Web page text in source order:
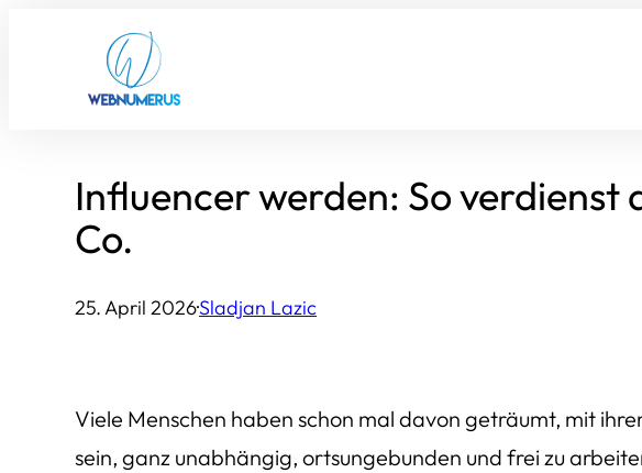
springen
Influencer werden: So verdienst
Co.
25. April 2026·Sladjan Lazic
Viele Menschen haben schon mal davon geträumt, mit
sein, ganz unabhängig, ortsungebunden und frei zu